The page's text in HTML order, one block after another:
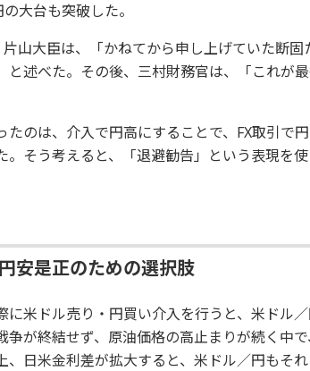
大台も突破した。
山大臣は、「かねてから申し上げていた断
と述べた。その後、三村財務官は、「これが
たのは、介入で円高にすることで、FX取引で
。そう考えると、「退避勧告」という表現を
安是正のための選択肢
に米ドル売り・円買い介入を行うと、米ドル
争が終結せず、原油価格の高止まりが続く中
、日米金利差が拡大すると、米ドル／円もそ